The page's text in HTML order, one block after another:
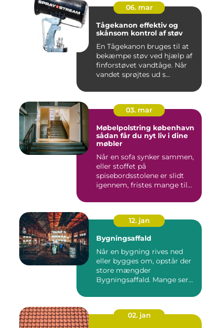
06. mar
Tågekanon effektiv og
skånsom kontrol af støv
En Tågekanon bruges til at
bekæmpe støv ved hjælp af
finforstøvet vandtåge. Når
vandet sprøjtes ud s...
03. mar
Møbelpolstring københavn
sådan får du nyt liv i dine
møbler
Når en sofa synker sammen,
eller stoffet på
spisebordsstolene er slidt
igennem, fristes mange til
12. jan
Bygningsaffald
Når en bygning rives ned
eller bygges om, opstår der
store mængder
Bygningsaffald. Mange ser
02. jan